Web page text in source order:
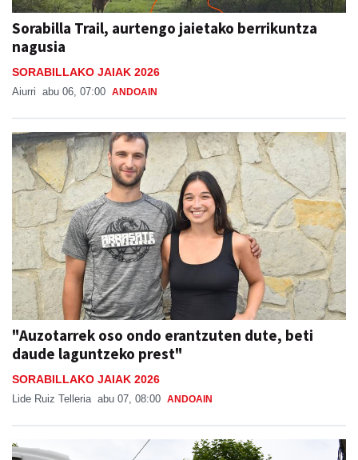
nagusia
SORABILLAKO JAIAK 2026
Aiurri
"Auzotarrek oso ondo erantzuten dute, beti
daude laguntzeko prest"
SORABILLAKO JAIAK 2026
Lide Ruiz Telleria abu 07, 08:00